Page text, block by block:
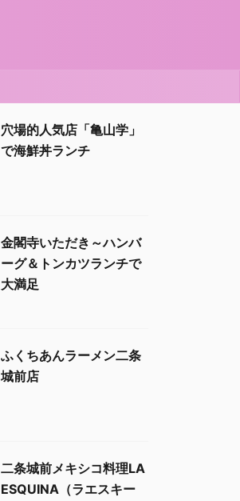
穴場的人気店「亀山学」
で海鮮丼ランチ
金閣寺いただき～ハンバ
ーグ＆トンカツランチで
大満足
ふくちあんラーメン二条
城前店
二条城前メキシコ料理LA
ESQUINA（ラエスキー